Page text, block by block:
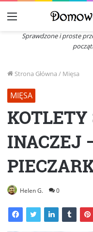
Menu
Sprawdzone i proste
Strona Główna / Mięsa
MIĘSA
KOTLETY
INACZEJ
Helen G. 0